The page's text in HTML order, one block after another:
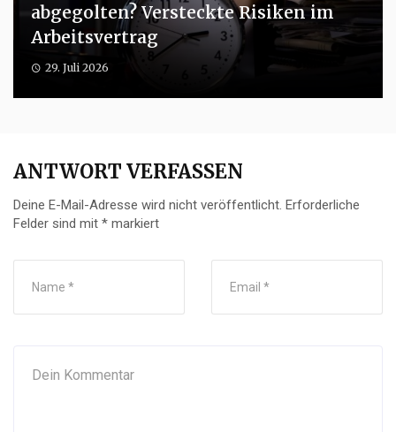
abgegolten? Versteckte Risiken im
Arbeitsvertrag
29. Juli 2026
ANTWORT VERFASSEN
Deine E-Mail-Adresse wird nicht veröffentlicht. Erforderliche
Felder sind mit * markiert